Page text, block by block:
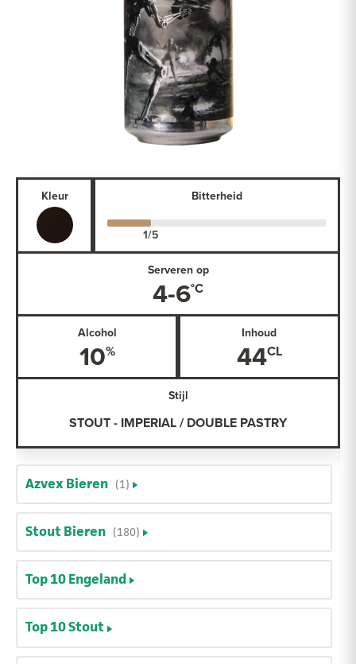
Kleur Bitterheid
Serveren op
4-6
Alcohol
10
Inhoud
44
Stijl
STOUT - IMPERIAL / DOUBLE PASTRY
Azvex Bieren (1)
Stout Bieren (180)
Top 10 Engeland
Top 10 Stout